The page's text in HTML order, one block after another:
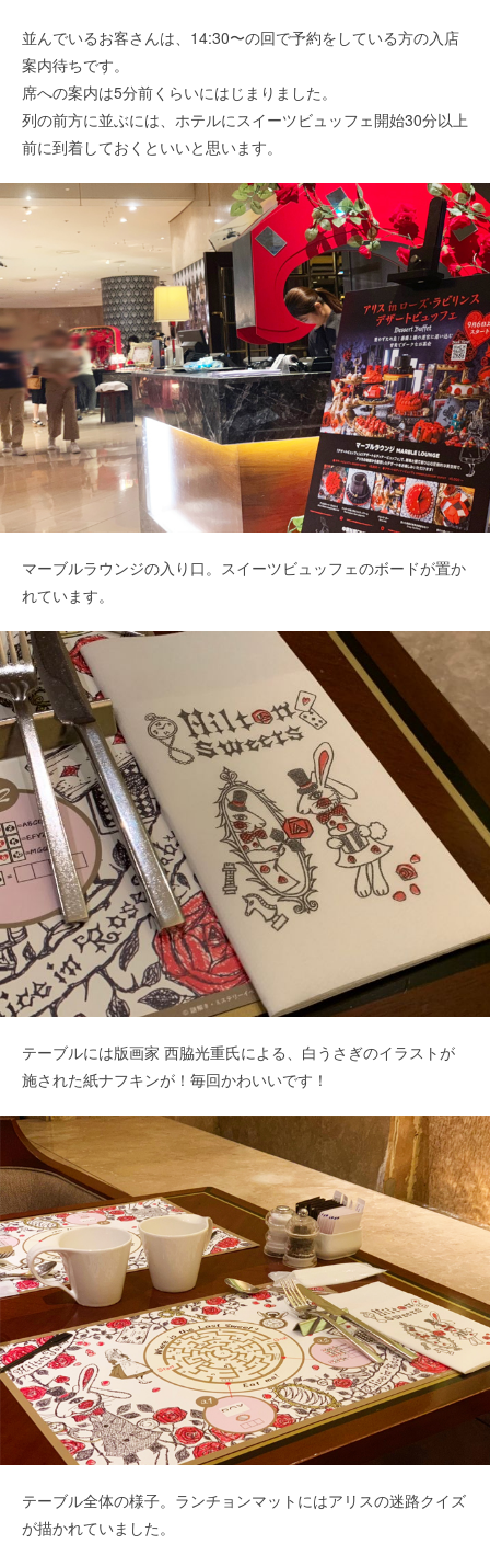
並んでいるお客さんは、14:30〜の回で予約をしている方の入店
案内待ちです。
席への案内は5分前くらいにはじまりました。
列の前方に並ぶには、ホテルにスイーツビュッフェ開始30分以上
前に到着しておくといいと思います。
マーブルラウンジの入り口。スイーツビュッフェのボードが置か
れています。
テーブルには版画家 西脇光重氏による、白うさぎのイラストが
施された紙ナフキンが！毎回かわいいです！
テーブル全体の様子。ランチョンマットにはアリスの迷路クイズ
が描かれていました。